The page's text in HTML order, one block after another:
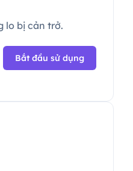
lo bị cản trở.
Bắt đầu sử dụng